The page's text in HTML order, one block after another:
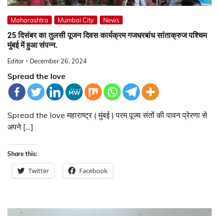
Maharashtra Mumbai City News
25 दिसंबर का तुलसी पूजन दिवस कार्यक्रम गजधरबांध सांताक्रुज पश्चिम
मुंबई में हुआ संपन्न.
Editor December 26, 2024
Spread the love
Spread the love महाराष्ट्र ( मुंबई ) परम पूज्य संतों की पावन प्रेरणा से
अपने […]
Share this:
Twitter Facebook